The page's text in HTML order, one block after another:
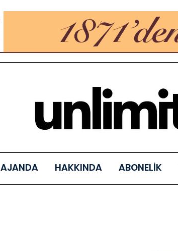
AJANDA HAKKINDA ABONELİK